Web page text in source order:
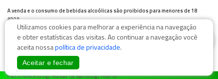
A venda e o consumo de bebidas alcoólicas são proibidos para menores de 18
anos.
Bebida alcoólica pode causar dependência química e, em excesso, provoca graves males à saúde.
Beba com moderação
© Nosso Hortifruti Gonzaga / Rua Goiás 128, Bairro Gonzaga, 11050-101 -
Utilizamos cookies para melhorar a experiência na navegação
e obter estatísticas das visitas. Ao continuar a navegação você
aceita nossapolítica de privacidade.
Aceitar e fechar